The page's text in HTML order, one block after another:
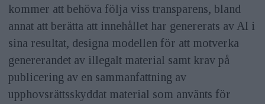
kommer att behöva följa viss transparens, bland
annat att berätta att innehållet har genererats av AI i
sina resultat, designa modellen för att motverka
genererandet av illegalt material samt krav på
publicering av en sammanfattning av
upphovsrättsskyddat material som använts för